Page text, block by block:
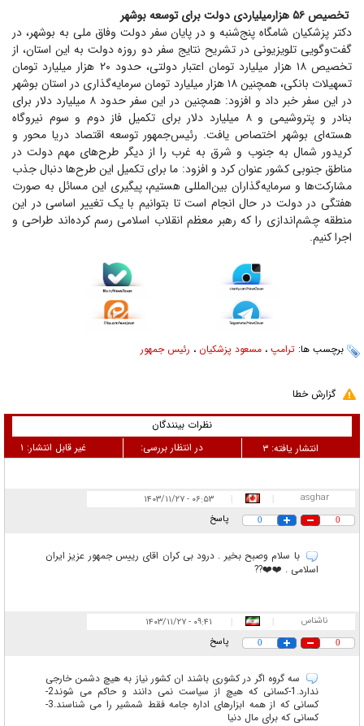
تخصیص ۵۶ هزارمیلیاردی دولت برای توسعه بوشهر
دکتر پزشکیان شامگاه پنج‌شنبه و در پایان سفر دولت وفاق ملی به بوشهر، در
گفت‌وگویی تلویزیونی در تشریح نتایج سفر دو روزه دولت به این استان، از
تخصیص ۱۸ هزار میلیارد تومان اعتبار دولتی، حدود ۲۰ هزار میلیارد تومان
تسهیلات بانکی، همچنین ۱۸ هزار میلیارد تومان سرمایه‌گذاری در استان بوشهر
در این سفر خبر داد و افزود: همچنین در این سفر حدود ۸ میلیارد دلار برای
بنادر و پتروشیمی و ۸ میلیارد دلار برای تکمیل فاز دوم و سوم نیروگاه
هسته‌ای بوشهر اختصاص یافت. رئیس‌جمهور توسعه اقتصاد دریا محور و
کریدور شمال به جنوب و شرق به غرب را از دیگر طرح‌های مهم دولت در
مناطق جنوبی کشور عنوان کرد و افزود: ما برای تکمیل این طرح‌ها دنبال جذب
مشارکت‌ها و سرمایه‌گذاران بین‌المللی هستیم، پیگیری این مسائل به صورت
هفتگی در دولت در حال انجام است تا بتوانیم با یک تغییر اساسی در این
منطقه چشم‌اندازی را که رهبر معظم انقلاب اسلامی رسم کرده‌اند طراحی و
اجرا کنیم.
برچسب ها: ترامپ ، مسعود پزشکیان ، رئیس جمهور
گزارش خطا
نظرات بینندگان
غیر قابل انتشار: ۱ در انتظار بررسی: انتشار یافته: ۳
asghar ۰۶:۵۳ - ۱۴۰۳/۱۱/۲۷
0
0 پاسخ
با سلام وصبح بخیر . درود بی کران اقای رییس جمهور عزیز ایران
اسلامی . ❤️❤️??
ناشناس |
| ۰۹:۴۱ - ۱۴۰۳/۱۱/۲۷
0
0 پاسخ
سه گروه اگر در کشوری باشند ان کشور نیاز به هیچ دشمن خارجی
ندارد.1-کسانی که هیچ از سیاست نمی دانند و حاکم می شوند2-
کسانی که از همه ابزارهای اداره جامه فقط شمشیر را می شناسند.3-
کسانی که برای مال دنیا